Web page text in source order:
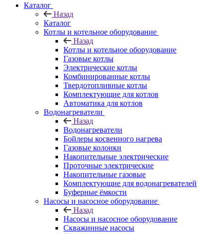
Каталог
Назад
Каталог
Котлы и котельное оборудование
Назад
Котлы и котельное оборудование
Газовые котлы
Электрические котлы
Комбинированные котлы
Твердотопливные котлы
Комплектующие для котлов
Автоматика для котлов
Водонагреватели
Назад
Водонагреватели
Бойлеры косвенного нагрева
Газовые колонки
Накопительные электрические
Проточные электрические
Накопительные газовые
Комплектующие для водонагревателей
Буферные ёмкости
Насосы и насосное оборудование
Назад
Насосы и насосное оборудование
Скважинные насосы